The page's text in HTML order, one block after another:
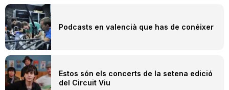
Podcasts en valencià que has de conéixer
Estos són els concerts de la setena edició
del Circuit Viu